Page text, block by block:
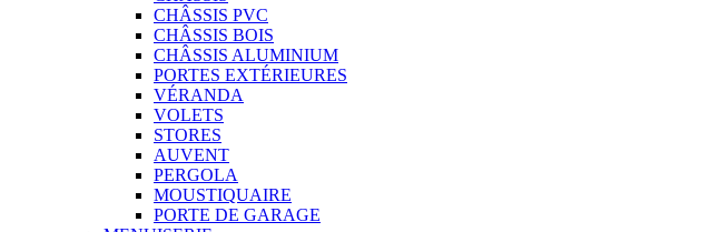
CHÂSSIS PVC
CHÂSSIS BOIS
CHÂSSIS ALUMINIUM
PORTES EXTÉRIEURES
VÉRANDA
VOLETS
STORES
AUVENT
PERGOLA
MOUSTIQUAIRE
PORTE DE GARAGE